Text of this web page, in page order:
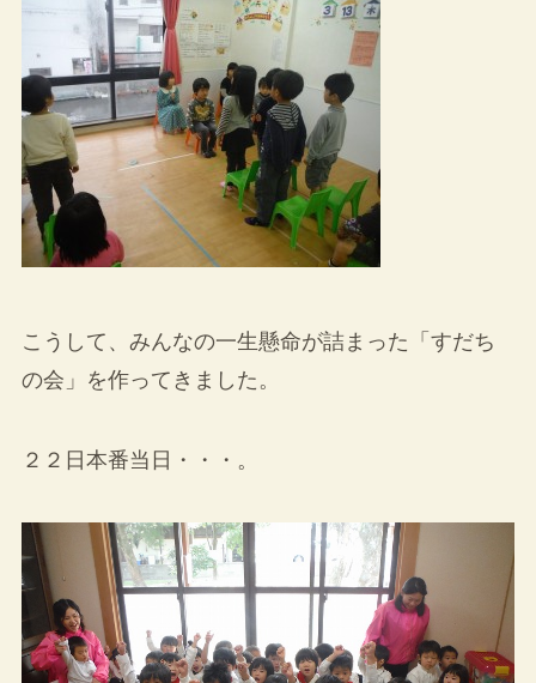
こうして、みんなの一生懸命が詰まった「すだち
の会」を作ってきました。
２２日本番当日・・・。